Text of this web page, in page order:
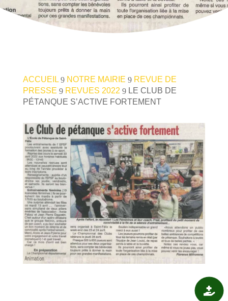

ACCUEIL 9 NOTRE MAIRIE 9 REVUE DE
PRESSE 9 REVUES 2022 9 LE CLUB DE
PÉTANQUE S’ACTIVE FORTEMENT